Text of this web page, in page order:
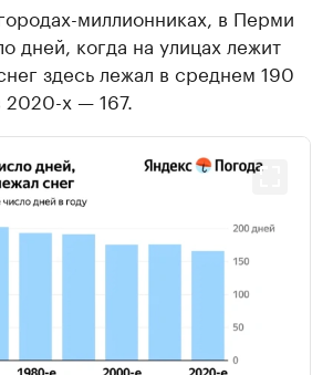
и
продукции
в каталоге
Страховые
миллионниках, в Перми
дней, когда на улицах лежит
здесь лежал в среднем 190
2020-x — 167.